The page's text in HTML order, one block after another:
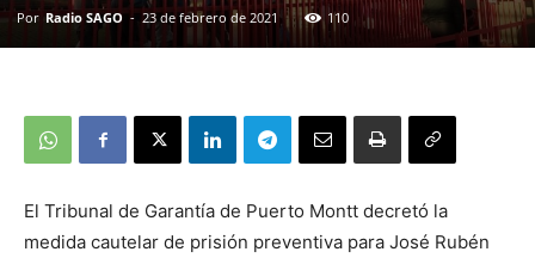
Por Radio SAGO - 23 de febrero de 2021 110
El Tribunal de Garantía de Puerto Montt decretó la
medida cautelar de prisión preventiva para José Rubén